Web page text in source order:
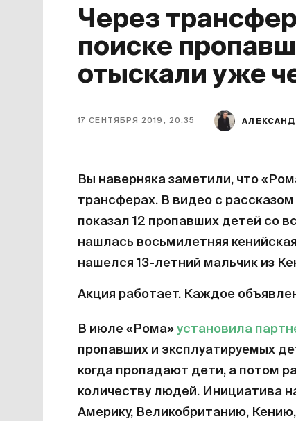
Через
поиске
отыскали уже
17 СЕНТЯБРЯ 2019, 20:35
Вы наверняка заметили, что
трансферах. В видео с
показал 12 пропавших детей со
нашлась восьмилетняя
нашелся 13-летний мальчик из
Акция работает. Каждое
В июле «Рома» установила
пропавших и эксплуатируемых
когда пропадают дети, а потом
количеству людей. Инициатива
Америку, Великобританию,